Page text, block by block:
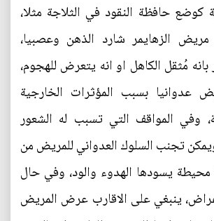
كوضع حافظة النقود في الثلاجة مثلا،
الزهايمر شارد الذهن وعصبيا،
‫مُثقل الكاهل او انه يتعرض للهجوم،
عدوانيا بسبب ‫المؤثرات الخارجية
وفي المواقف التي تسبب له الشعور
تجنب السلوك العدواني للمريض من
‫محيطة يسودها الهدوء والود، ‫وفي حال
ينبغي على الاقارب عرض المريض